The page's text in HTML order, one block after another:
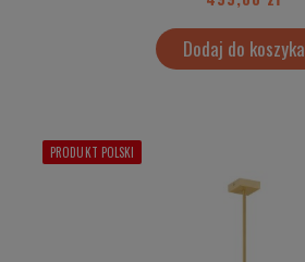
Dodaj do koszyka
PRODUKT POLSKI